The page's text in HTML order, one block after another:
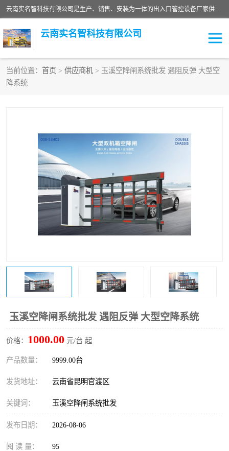
云南实名智科技有限公司是生产、销售、安装为一体的出入口管控设备厂家供应商。主营:电动伸缩门、道闸、广告道闸、重型空降闸、车牌识别、门禁通道、升降柱、岗亭、旗杆等智能设备。主营产品: 电动伸缩门,道闸门禁,车牌识别 生产、销售、安装为一体的出入口管控设备厂家源头供应商。
云南实名智科技有限公司
当前位置： 首页 > 供应商机 > 玉溪空降闸系统批发 遇阻反弹 大型空
降系统
玉溪空降闸系统批发 遇阻反弹 大型空降系统
价格： 1000.00 元/台 起
产品数量： 9999.00台
发货地址： 云南省昆明官渡区
关键词： 玉溪空降闸系统批发
发布日期： 2026-08-06
阅 读 量： 95
车牌识别门系列
升降门系列 通道闸系列
小门系列